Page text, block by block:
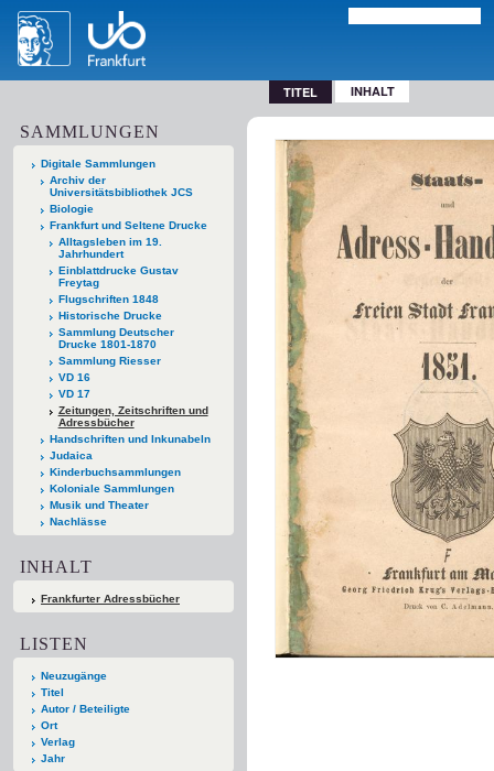
TITEL INHALT
SAMMLUNGEN
Digitale Sammlungen
Archiv der
Universitätsbibliothek JCS
Biologie
Frankfurt und Seltene Drucke
Alltagsleben im 19.
Jahrhundert
Einblattdrucke Gustav
Freytag
Flugschriften 1848
Historische Drucke
Sammlung Deutscher
Drucke 1801-1870
Sammlung Riesser
VD 16
VD 17
Zeitungen, Zeitschriften und
Adressbücher
Handschriften und Inkunabeln
Judaica
Kinderbuchsammlungen
Koloniale Sammlungen
Musik und Theater
Nachlässe
INHALT
Frankfurter Adressbücher
LISTEN
Neuzugänge
Titel
Autor / Beteiligte
Ort
Verlag
Jahr